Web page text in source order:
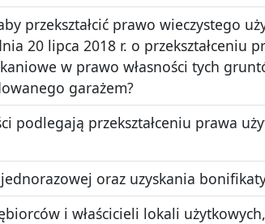
przekształcić prawo wieczystego
20 lipca 2018 r. o przekształceniu
w prawo własności tych
garażem?
podlegają przekształceniu prawa
oraz uzyskania
i właścicieli lokali